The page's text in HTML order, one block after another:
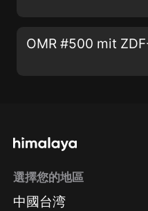
選擇您的地區
中國台湾